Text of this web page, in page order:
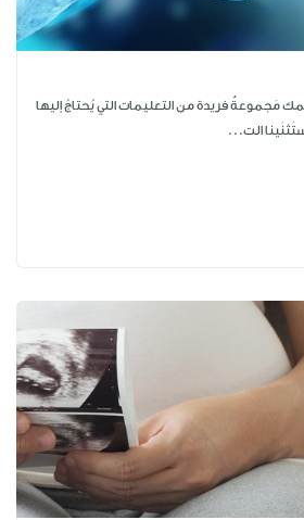
مَجموعةٌ فريدة من التعليمات التي يُحتاجُ إليها
الت...